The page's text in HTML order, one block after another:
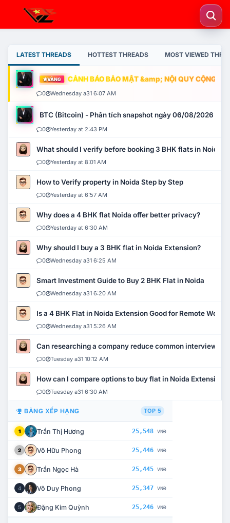
LATEST THREADS HOTTEST THREADS MOST VIEWED
VÀNG CẢNH BÁO BẢO MẬT &amp; NỘI QUY CỘNG
0 Wednesday a31 6:07 AM
BTC (Bitcoin) - Phân tích snapshot ngày 06/08/2026
0 Yesterday at 2:43 PM
What should I verify before booking 3 BHK flats in Noida?
0 Yesterday at 8:01 AM
How to Verify property in Noida Step by Step
0 Yesterday at 6:57 AM
Why does a 4 BHK flat Noida offer better privacy?
0 Yesterday at 6:30 AM
Why should I buy a 3 BHK flat in Noida Extension?
0 Wednesday a31 6:25 AM
Smart Investment Guide to Buy 2 BHK Flat in Noida
0 Wednesday a31 6:20 AM
Is a 4 BHK Flat in Noida Extension Good for Remote Work?
0 Wednesday a31 5:26 AM
Can researching a company reduce common interview
0 Tuesday a31 10:12 AM
How can I compare options to buy flat in Noida Extension?
0 Tuesday a31 6:30 AM
BẢNG XẾP HẠNG TOP 5
1 Trần Thị Hương 25,548 VNĐ
2 Võ Hữu Phong 25,446 VNĐ
3 Trần Ngọc Hà 25,445 VNĐ
4 Võ Duy Phong 25,347 VNĐ
5 Đặng Kim Quỳnh 25,246 VNĐ